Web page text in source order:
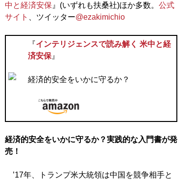
中と経済安保 』(いずれも扶桑社)ほか多数。 公式
サイト
、ツイッター@ezakimichio
『インテリジェンスで読み解く 米中と経
済安保 』
経済的安全をいかに守るか？
経済的安全をいかに守るか？実践的な入門書が発
売！
’17年、トランプ米大統領は中国を競争相手と